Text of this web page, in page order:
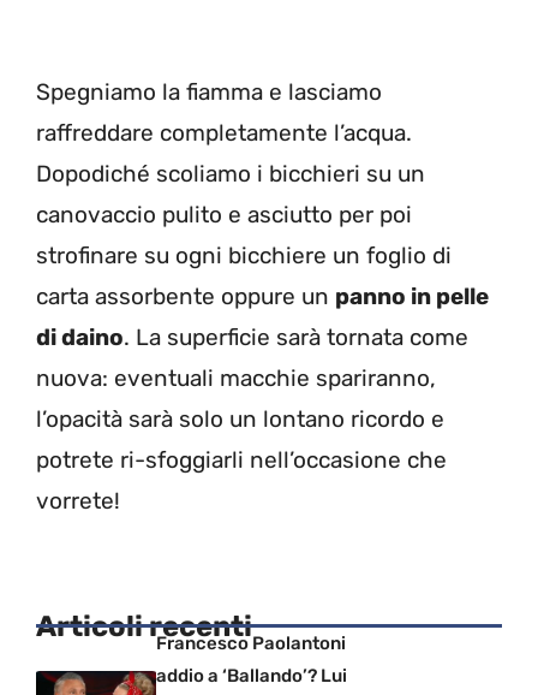
Spegniamo la fiamma e lasciamo
raffreddare completamente l’acqua.
Dopodiché scoliamo i bicchieri su un
canovaccio pulito e asciutto per poi
strofinare su ogni bicchiere un foglio di
carta assorbente oppure un panno in pelle
di daino. La superficie sarà tornata come
nuova: eventuali macchie spariranno,
l’opacità sarà solo un lontano ricordo e
potrete ri-sfoggiarli nell’occasione che
vorrete!
Articoli recentiFrancesco Paolantoni
addio a ‘Ballando’? Lui